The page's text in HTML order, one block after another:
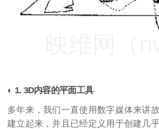
◐ 1. 3D内容的平面工具
多年来，我们一直使用数字媒体来讲
建立起来，并且已经定义用于创建几
映维网（